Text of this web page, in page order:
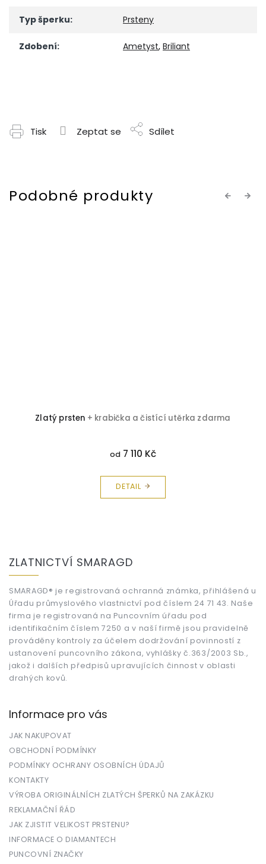
Typ šperku: Prsteny
Zdobení: Ametyst, Briliant
Tisk Zeptat se Sdílet
Previous
Zlatý prsten + krabička a čistící utěrka zdarma
od 7 110 Kč
DETAIL
Next
ZLATNICTVÍ SMARAGD
SMARAGD® je registrovaná ochranná známka, přihlášená u
Úřadu průmyslového vlastnictví pod číslem 24 71 43. Naše
firma je registrovaná na Puncovním úřadu pod
identifikačním číslem 7250 a v naší firmě jsou pravidelně
prováděny kontroly za účelem dodržování povinností z
ustanovení puncovního zákona, vyhlášky č.363/2003 Sb.,
jakož i dalších předpisů upravujících činnost v oblasti
drahých kovů.
Informace pro vás
JAK NAKUPOVAT
OBCHODNÍ PODMÍNKY
PODMÍNKY OCHRANY OSOBNÍCH ÚDAJŮ
KONTAKTY
VÝROBA ORIGINÁLNÍCH ZLATÝCH ŠPERKŮ NA ZAKÁZKU
REKLAMAČNÍ ŘÁD
JAK ZJISTIT VELIKOST PRSTENU?
INFORMACE O DIAMANTECH
PUNCOVNÍ ZNAČKY